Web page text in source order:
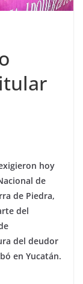
hoy
de
de Piedra,
del
del deudor
en Yucatán.